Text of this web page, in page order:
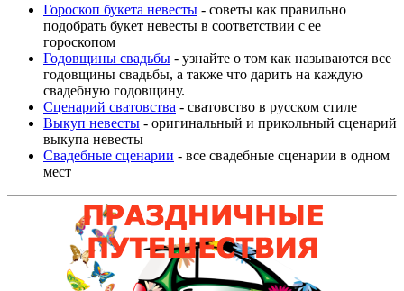
Гороскоп букета невесты - советы как правильно
подобрать букет невесты в соответствии с ее
гороскопом
Годовщины свадьбы - узнайте о том как называются все
годовщины свадьбы, а также что дарить на каждую
свадебную годовщину.
Сценарий сватовства - сватовство в русском стиле
Выкуп невесты - оригинальный и прикольный сценарий
выкупа невесты
Свадебные сценарии - все свадебные сценарии в одном
мест